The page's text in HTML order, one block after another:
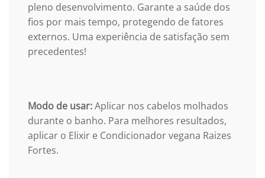
pleno desenvolvimento. Garante a saúde dos
fios por mais tempo, protegendo de fatores
externos. Uma experiência de satisfação sem
precedentes!
Modo de usar:Aplicar nos cabelos molhados
durante o banho. Para melhores resultados,
aplicar o Elixir e Condicionador vegana Raizes
Fortes.